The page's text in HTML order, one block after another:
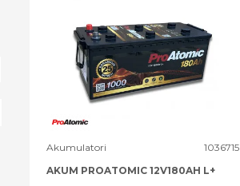
Uporedi
Akumulatori
1036715
AKUM PROATOMIC 12V180AH L+